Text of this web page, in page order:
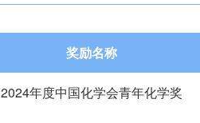
奖励名称
2024年度中国化学会青年化学奖